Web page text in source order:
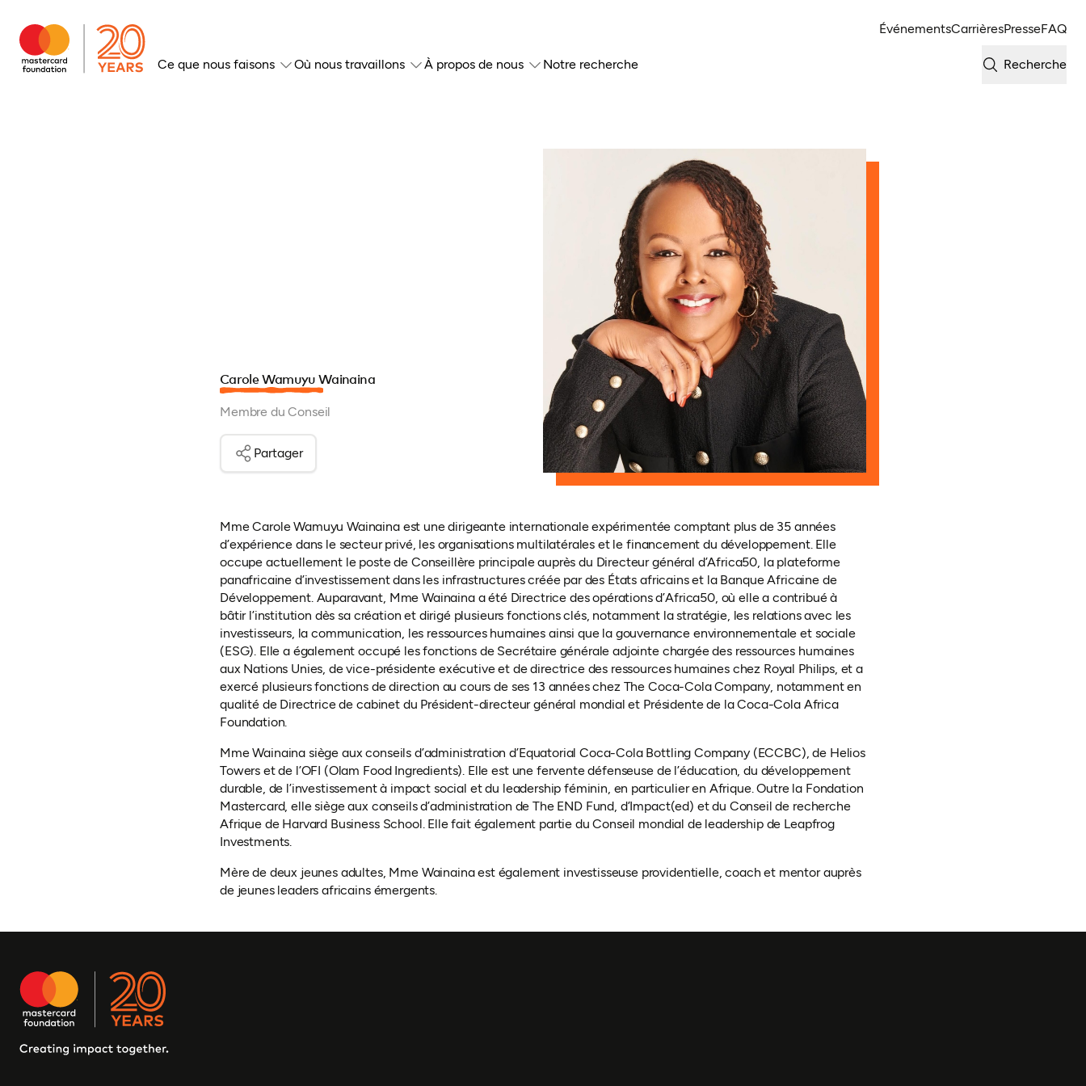
ÉvénementsCarrièresPresseFAQ
Ce que nous faisons Où nous travaillons À propos de nous Notre recherche Recherche
Carole Wamuyu Wainaina
Membre du Conseil
Partager
Mme Carole Wamuyu Wainaina est une dirigeante internationale expérimentée comptant plus de 35 années
d’expérience dans le secteur privé, les organisations multilatérales et le financement du développement. Elle
occupe actuellement le poste de Conseillère principale auprès du Directeur général d’Africa50, la plateforme
panafricaine d’investissement dans les infrastructures créée par des États africains et la Banque Africaine de
Développement. Auparavant, Mme Wainaina a été Directrice des opérations d’Africa50, où elle a contribué à
bâtir l’institution dès sa création et dirigé plusieurs fonctions clés, notamment la stratégie, les relations avec les
investisseurs, la communication, les ressources humaines ainsi que la gouvernance environnementale et sociale
(ESG). Elle a également occupé les fonctions de Secrétaire générale adjointe chargée des ressources humaines
aux Nations Unies, de vice-présidente exécutive et de directrice des ressources humaines chez Royal Philips, et a
exercé plusieurs fonctions de direction au cours de ses 13 années chez The Coca-Cola Company, notamment en
qualité de Directrice de cabinet du Président-directeur général mondial et Présidente de la Coca-Cola Africa
Foundation.
Mme Wainaina siège aux conseils d’administration d’Equatorial Coca-Cola Bottling Company (ECCBC), de Helios
Towers et de l’OFI (Olam Food Ingredients). Elle est une fervente défenseuse de l’éducation, du développement
durable, de l’investissement à impact social et du leadership féminin, en particulier en Afrique. Outre la Fondation
Mastercard, elle siège aux conseils d’administration de The END Fund, d’Impact(ed) et du Conseil de recherche
Afrique de Harvard Business School. Elle fait également partie du Conseil mondial de leadership de Leapfrog
Investments.
Mère de deux jeunes adultes, Mme Wainaina est également investisseuse providentielle, coach et mentor auprès
de jeunes leaders africains émergents.